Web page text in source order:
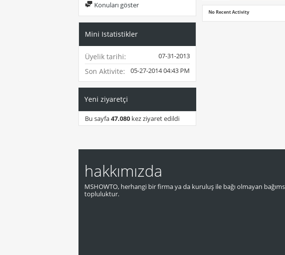
Konuları göster
Mini Istatistikler
Üyelik tarihi 07-31-2013
Son Aktivite 05-27-201404:43 PM
Yeni ziyaretçi
Bu sayfa47.080 kez ziyaret edildi
No Recent Activity
hakkımızda
MSHOWTO, herhangi bir firma ya da kuruluş ile bağı olmayan
topluluktur.